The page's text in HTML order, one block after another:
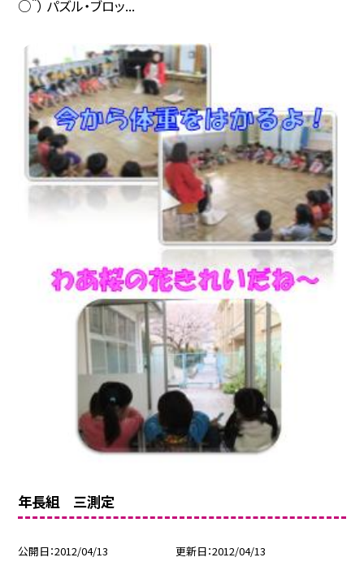
○＾） パズル・ブロッ...
年長組 三測定
公開日 2012/04/13 更新日 2012/04/13